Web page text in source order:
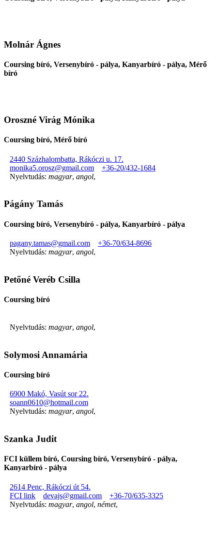
Molnár Ágnes
Coursing bíró, Versenybíró - pálya, Kanyarbíró - pálya, Mérő
bíró
Oroszné Virág Mónika
Coursing bíró, Mérő bíró
2440 Százhalombatta, Rákóczi u. 17.
monika5.orosz@gmail.com
+36-20/432-1684
Nyelvtudás: magyar, angol,
Págány Tamás
Coursing bíró, Versenybíró - pálya, Kanyarbíró - pálya
pagany.tamas@gmail.com
+36-70/634-8696
Nyelvtudás: magyar, angol,
Petőné Veréb Csilla
Coursing bíró
Nyelvtudás: magyar, angol,
Solymosi Annamária
Coursing bíró
6900 Makó, Vasút sor 22.
soann0610@hotmail.com
Nyelvtudás: magyar, angol,
Szanka Judit
FCI küllem bíró, Coursing bíró, Versenybíró - pálya,
Kanyarbíró - pálya
2614 Penc, Rákóczi út 54.
FCI link
devajs@gmail.com
+36-70/635-3325
Nyelvtudás: magyar, angol, német,